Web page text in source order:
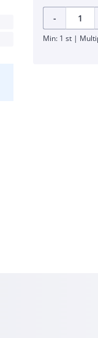
-
Min: 1 st |